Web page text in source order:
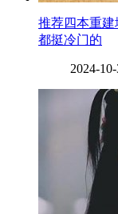
推荐四本重
都挺冷门的
2024-